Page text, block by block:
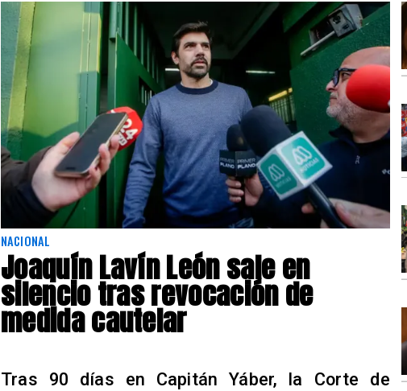
NACIONAL
Joaquín Lavín León sale en
silencio tras revocación de
medida cautelar
Tras 90 días en Capitán Yáber, la Corte de